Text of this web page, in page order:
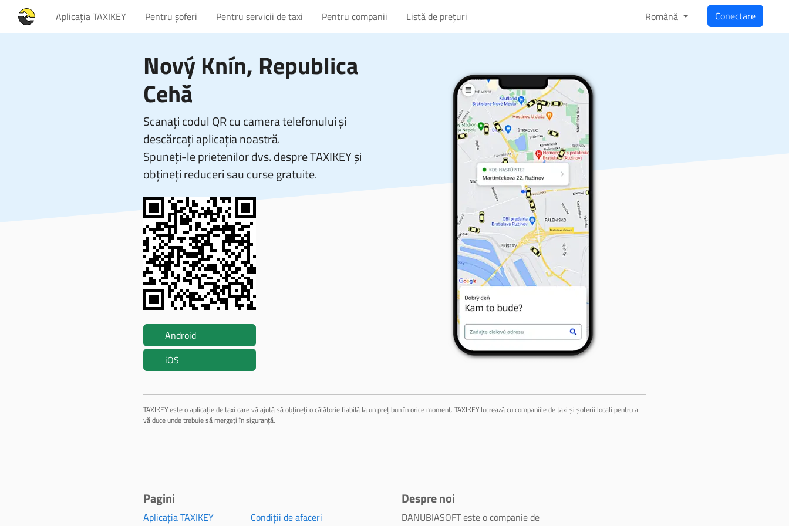
Aplicația TAXIKEY Pentru șoferi Pentru servicii de taxi Pentru companii Listă de prețuri Română Conectare
Nový Knín, Republica
Cehă
Scanați codul QR cu camera telefonului și
descărcați aplicația noastră.
Spuneți-le prietenilor dvs. despre TAXIKEY și
obțineți reduceri sau curse gratuite.
Android
iOS
TAXIKEY este o aplicație de taxi care vă ajută să obțineți o călătorie fiabilă la un preț bun în orice moment. TAXIKEY lucrează cu companiile de taxi și șoferii locali pentru a
vă duce unde trebuie să mergeți în siguranță.
Pagini
Aplicația TAXIKEY
Condiții de afaceri
Despre noi
DANUBIASOFT este o companie de